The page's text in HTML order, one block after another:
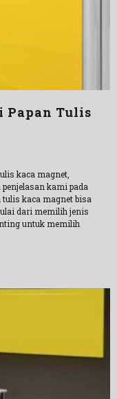
Papan Tulis
kaca magnet,
kami pada
kaca magnet bisa
dari memilih jenis
untuk memilih